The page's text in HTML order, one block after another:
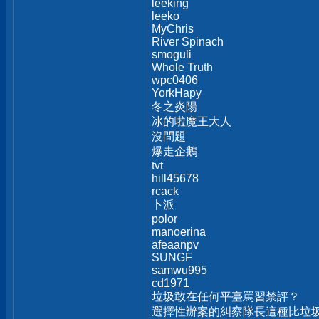
leeking
leeko
MyChris
River Spinach
smoguli
Whole Truth
wpc0406
YorkHapy
冬之炎陽
冰的啦魔王大人
沒問題
爆走企鵝
tvt
hill45678
rcack
卜派
polor
manoerina
afeaanpv
SUNGF
samwu995
cd1971
垃圾敢在任何平臺罵習禁評？
選擇性辦案的糾察隊長這種比垃